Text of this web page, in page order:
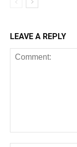
LEAVE A REPLY